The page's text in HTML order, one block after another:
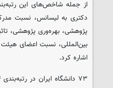
از جمله شاخص‌های این
دکتری به لیسانس، نسبت
پژوهشی، بهره‌وری پژوهشی،
بین‌المللی، نسبت اعضای هیئت
اشاره کرد.